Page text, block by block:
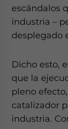
escándalos
industria –
desplegado
Dicho esto,
que la
pleno
catalizador
industria.